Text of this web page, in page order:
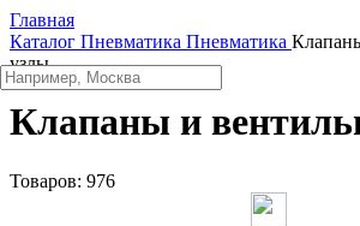
Главная
Каталог Пневматика Пневматика
узлы
Клапаны и
Товаров: 976